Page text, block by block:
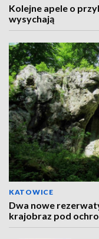
Kolejne apele o
wysychają
KATOWICE
Dwa nowe
krajobraz pod